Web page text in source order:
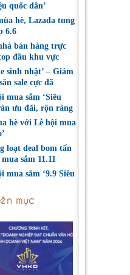
quốc dân’
hè, Lazada tung
6.6
bán hàng trực
đầu khu vực
sinh nhật’ – Giảm
sale cực đã
mua sắm ‘Siêu
ưu đãi, rộn ràng
hè với Lễ hội mua
loạt deal bom tấn
sắm 11.11
mua sắm ‘9.9 Siêu
mục